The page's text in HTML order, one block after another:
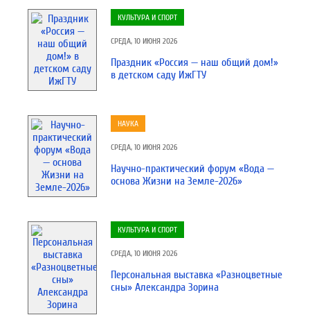
КУЛЬТУРА И СПОРТ
СРЕДА, 10 ИЮНЯ 2026
Праздник «Россия — наш общий дом!»
в детском саду ИжГТУ
НАУКА
СРЕДА, 10 ИЮНЯ 2026
Научно-практический форум «Вода —
основа Жизни на Земле-2026»
КУЛЬТУРА И СПОРТ
СРЕДА, 10 ИЮНЯ 2026
Персональная выставка «Разноцветные
сны» Александра Зорина